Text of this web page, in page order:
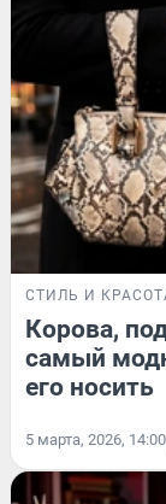
СТИЛЬ И
Корова,
самый
его носить
5 марта, 2026, 14:00